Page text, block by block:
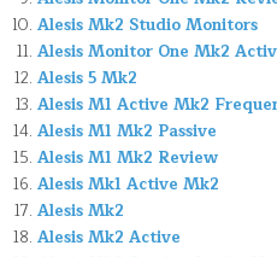
Alesis Mk2 Studio Monitors
Alesis Monitor One Mk2
Alesis 5 Mk2
Alesis M1 Active Mk2
Alesis M1 Mk2 Passive
Alesis M1 Mk2 Review
Alesis Mk1 Active Mk2
Alesis Mk2
Alesis Mk2 Active